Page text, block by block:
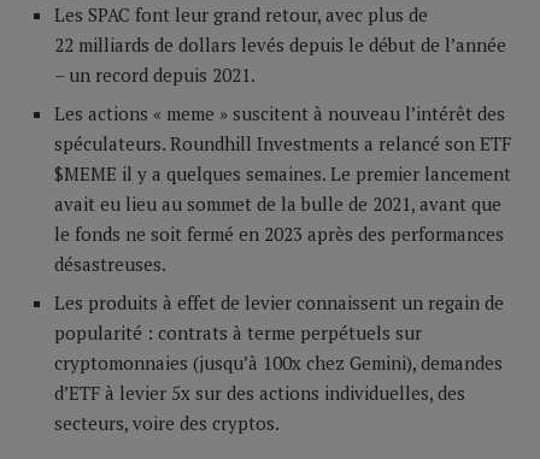
Les SPAC font leur grand retour, avec plus de
22 milliards de dollars levés depuis le début de l’année
– un record depuis 2021.
Les actions « meme » suscitent à nouveau l’intérêt des
spéculateurs. Roundhill Investments a relancé son ETF
$MEME il y a quelques semaines. Le premier lancement
avait eu lieu au sommet de la bulle de 2021, avant que
le fonds ne soit fermé en 2023 après des performances
désastreuses.
Les produits à effet de levier connaissent un regain de
popularité : contrats à terme perpétuels sur
cryptomonnaies (jusqu’à 100x chez Gemini), demandes
d’ETF à levier 5x sur des actions individuelles, des
secteurs, voire des cryptos.